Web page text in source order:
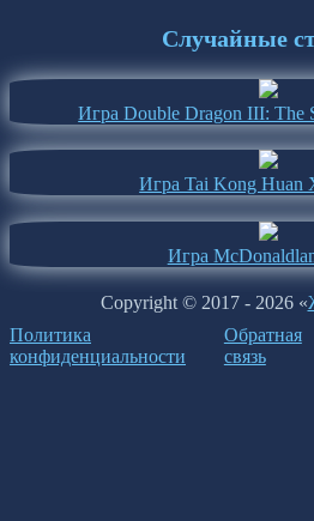
Случайные
Игра Double Dragon III: The
Игра Tai Kong Huan
Игра
Copyright © 2017 - 2026 «
Политика
конфиденциальности
Обратная
связь